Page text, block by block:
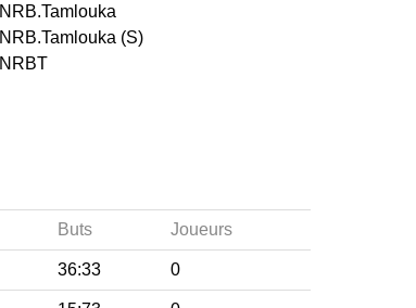
NRB.Tamlouka
NRB.Tamlouka (S)
NRBT
Buts Joueurs
36:33 0